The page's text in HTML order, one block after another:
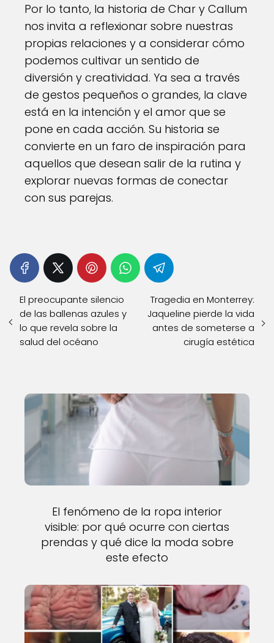
Por lo tanto, la historia de Char y Callum
nos invita a reflexionar sobre nuestras
propias relaciones y a considerar cómo
podemos cultivar un sentido de
diversión y creatividad. Ya sea a través
de gestos pequeños o grandes, la clave
está en la intención y el amor que se
pone en cada acción. Su historia se
convierte en un faro de inspiración para
aquellos que desean salir de la rutina y
explorar nuevas formas de conectar
con sus parejas.
El preocupante silencio
de las ballenas azules y
lo que revela sobre la
salud del océano
Tragedia en Monterrey:
Jaqueline pierde la vida
antes de someterse a
cirugía estética
El fenómeno de la ropa interior
visible: por qué ocurre con ciertas
prendas y qué dice la moda sobre
este efecto